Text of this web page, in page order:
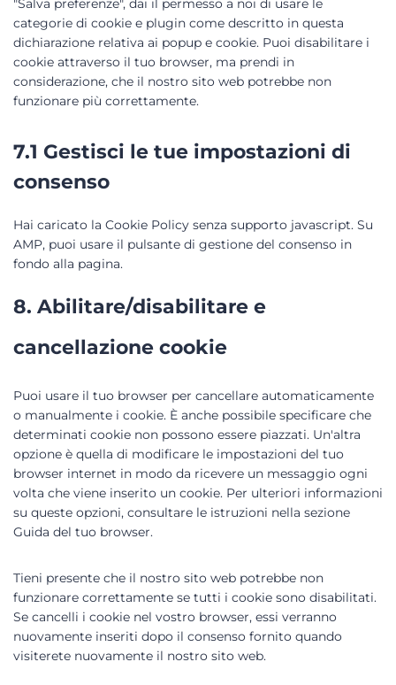
"Salva preferenze", dai il permesso a noi di usare le
categorie di cookie e plugin come descritto in questa
dichiarazione relativa ai popup e cookie. Puoi disabilitare i
cookie attraverso il tuo browser, ma prendi in
considerazione, che il nostro sito web potrebbe non
funzionare più correttamente.
7.1 Gestisci le tue impostazioni di
consenso
Hai caricato la Cookie Policy senza supporto javascript. Su
AMP, puoi usare il pulsante di gestione del consenso in
fondo alla pagina.
8. Abilitare/disabilitare e
cancellazione cookie
Puoi usare il tuo browser per cancellare automaticamente
o manualmente i cookie. È anche possibile specificare che
determinati cookie non possono essere piazzati. Un'altra
opzione è quella di modificare le impostazioni del tuo
browser internet in modo da ricevere un messaggio ogni
volta che viene inserito un cookie. Per ulteriori informazioni
su queste opzioni, consultare le istruzioni nella sezione
Guida del tuo browser.
Tieni presente che il nostro sito web potrebbe non
funzionare correttamente se tutti i cookie sono disabilitati.
Se cancelli i cookie nel vostro browser, essi verranno
nuovamente inseriti dopo il consenso fornito quando
visiterete nuovamente il nostro sito web.